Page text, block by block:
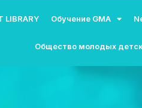
LIBRARY Обучение GMA
Общество молодых